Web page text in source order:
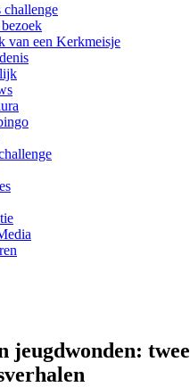
challenge
van een Kerkmeisje
jeugdwonden: twee